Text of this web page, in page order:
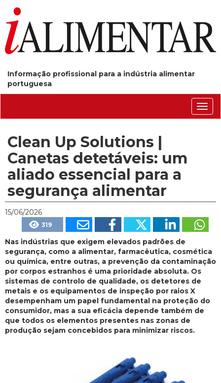
Informação profissional para a indústria alimentar
portuguesa
Clean Up Solutions |
Canetas detetáveis: um
aliado essencial para a
segurança alimentar
15/06/2026
319
Nas indústrias que exigem elevados padrões de
segurança, como a alimentar, farmacêutica, cosmética
ou química, entre outras, a prevenção da contaminação
por corpos estranhos é uma prioridade absoluta. Os
sistemas de controlo de qualidade, os detetores de
metais e os equipamentos de inspeção por raios X
desempenham um papel fundamental na proteção do
consumidor, mas a sua eficácia depende também de
que todos os elementos presentes nas zonas de
produção sejam concebidos para minimizar riscos.